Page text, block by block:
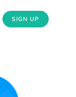
SIGN UP